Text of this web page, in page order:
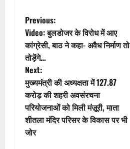
P
o
s
t
n
a
Previous:
Video: बुलडोजर के विरोध में आए
कांग्रेसी, बाठ ने कहा- अवैध निर्माण तो
तोड़ेंगे…
Next:
मुख्यमंत्री की अध्यक्षता में 127.87
करोड़ की शहरी अवसंरचना
परियोजनाओं को मिली मंज़ूरी, माता
शीतला मंदिर परिसर के विकास पर भी
जोर